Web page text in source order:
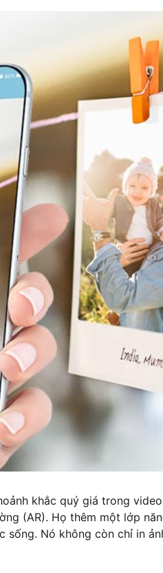
khắc quý giá trong
(AR). Họ thêm một lớp
Nó không còn chỉ in